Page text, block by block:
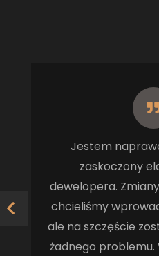
Jestem
zaskoczony
dewelopera.
chcieliśmy
ale na szczęście
żadnego problemu.